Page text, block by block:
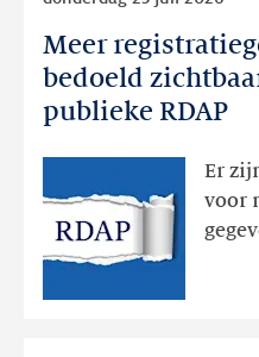
Meer
bedoeld
publieke RDAP
Er
voor
Meer
registratiegegevens
dan
bedoeld
zichtbaar
geweest
publieke